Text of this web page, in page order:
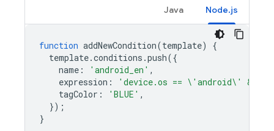
Node.js
Java
function addNewCondition(template)
{
template.conditions .push({
name : 'android_en' ,
expression :
'device.os == \'android\'
tagColor : 'BLUE' ,
});
}